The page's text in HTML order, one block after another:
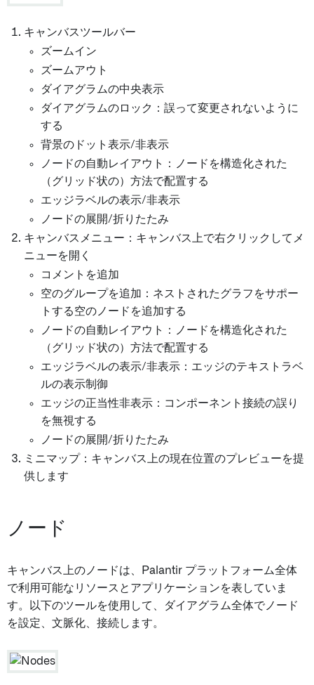
キャンバスツールバー
ズームイン
ズームアウト
ダイアグラムの中央表示
ダイアグラムのロック：誤って変更されないように
する
背景のドット表示/非表示
ノードの自動レイアウト：ノードを構造化された
（グリッド状の）方法で配置する
エッジラベルの表示/非表示
ノードの展開/折りたたみ
キャンバスメニュー：キャンバス上で右クリックしてメ
ニューを開く
コメントを追加
空のグループを追加：ネストされたグラフをサポー
トする空のノードを追加する
ノードの自動レイアウト：ノードを構造化された
（グリッド状の）方法で配置する
エッジラベルの表示/非表示：エッジのテキストラベ
ルの表示制御
エッジの正当性非表示：コンポーネント接続の誤り
を無視する
ノードの展開/折りたたみ
ミニマップ：キャンバス上の現在位置のプレビューを提
供します
ノード
キャンバス上のノードは、Palantir プラットフォーム全体
で利用可能なリソースとアプリケーションを表していま
す。以下のツールを使用して、ダイアグラム全体でノード
を設定、文脈化、接続します。